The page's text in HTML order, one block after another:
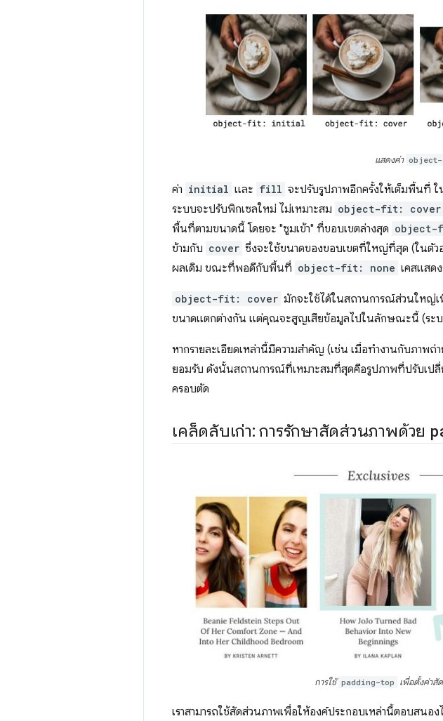
แสดงค่า
ค่า initial และ fill จะปรับรูปภาพอีกครั้งให้เต็มพื้นที่ ใ
ระบบจะปรับพิกเซลใหม่ ไม่เหมาะสม object-fit: cover
พื้นที่ตามขนาดนี้ โดยจะ "ซูมเข้า" ที่ขอบเขตล่างสุด
ข้ามกับ cover ซึ่งจะใช้ขนาดของขอบเขตที่ใหญ่ที่สุด (ในตัว
ผลเดิม ขณะที่พอดีกับพื้นที่ object-fit: none เคสแสด
object-fit: cover มักจะใช้ได้ในสถานการณ์ส่วนใหญ่เ
ขนาดแตกต่างกัน แต่คุณจะสูญเสียข้อมูลไปในลักษณะนี้ (ระ
หากรายละเอียดเหล่านี้มีความสำคัญ (เช่น เมื่อทำงานกับภาพ
ยอมรับ ดังนั้นสถานการณ์ที่เหมาะสมที่สุดคือรูปภาพที่ปรับเ
ครอบตัด
เคล็ดลับเก่า: การรักษาสัดส่วนภาพด้วย
การใช้ padding-top เพื่อตั้งค่าสั
เราสามารถใช้สัดส่วนภาพเพื่อให้องค์ประกอบเหล่านี้ตอบสนอ